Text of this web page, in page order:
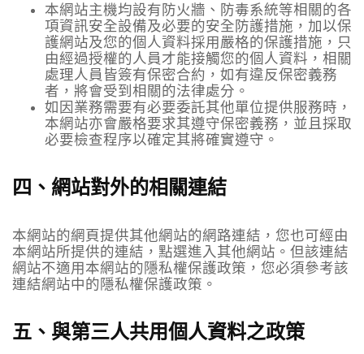
本網站主機均設有防火牆、防毒系統等相關的各
項資訊安全設備及必要的安全防護措施，加以保
護網站及您的個人資料採用嚴格的保護措施，只
由經過授權的人員才能接觸您的個人資料，相關
處理人員皆簽有保密合約，如有違反保密義務
者，將會受到相關的法律處分。
如因業務需要有必要委託其他單位提供服務時，
本網站亦會嚴格要求其遵守保密義務，並且採取
必要檢查程序以確定其將確實遵守。
四、網站對外的相關連結
本網站的網頁提供其他網站的網路連結，您也可經由
本網站所提供的連結，點選進入其他網站。但該連結
網站不適用本網站的隱私權保護政策，您必須參考該
連結網站中的隱私權保護政策。
五、與第三人共用個人資料之政策